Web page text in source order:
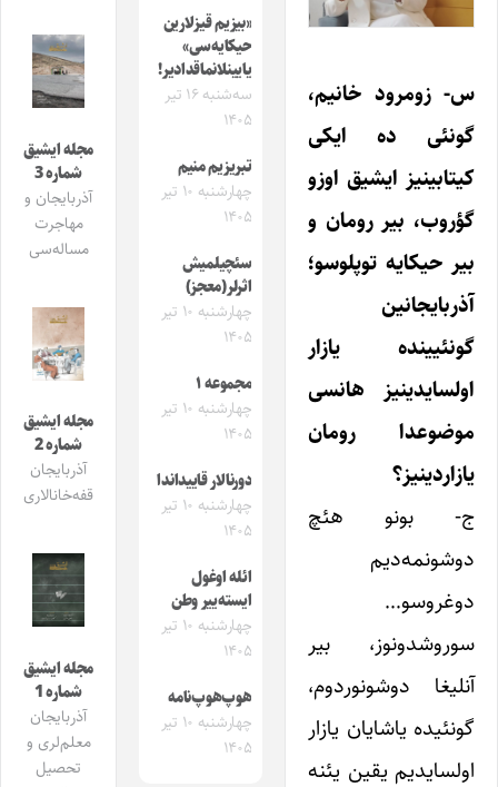
س- زومرود خانیم،
گونئی ده ایکی
کیتابینیز ایشیق اوزو
گؤروب، بیر رومان و
بیر حیکایه توپلوسو؛
آذربایجانین
گونئیینده یازار
اولسایدینیز هانسی
موضوعدا رومان
یازاردینیز؟
ج- بونو هئچ
دوشونمه‌دیم
دوغروسو…
سوروشدونوز، بیر
آنلیغا دوشونوردوم،
گونئیده یاشایان یازار
اولسایدیم یقین یئنه
«بیزیم قیزلارین
حیکایه‌سی»
یایینلانماقدادیر!
سه‌شنبه ۱۶ تیر
۱۴۰۵
تبریزیم منیم
چهارشنبه ۱۰ تیر
۱۴۰۵
سئچیلمیش
اثرلر(معجز)
چهارشنبه ۱۰ تیر
۱۴۰۵
مجموعه ۱
چهارشنبه ۱۰ تیر
۱۴۰۵
دورنالار قاییداندا
چهارشنبه ۱۰ تیر
۱۴۰۵
ائله اوغول
ایسته‌ییر وطن
چهارشنبه ۱۰ تیر
۱۴۰۵
هوپ‌هوپ‌نامه
چهارشنبه ۱۰ تیر
۱۴۰۵
مجله ایشیق
شماره 3
آذربایجان و
مهاجرت
مساله‌سی
مجله ایشیق
شماره 2
آذربایجان
قفه‌خانالاری
مجله ایشیق
شماره 1
آذربایجان
معلم‌لری و
تحصیل